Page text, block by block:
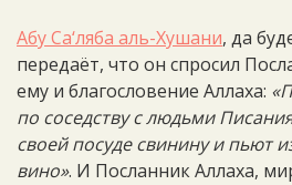
Абу Са‘ляба аль-Хушани, да
передаёт, что он спросил
ему и благословение Аллаха:
по соседству с людьми
своей посуде свинину и пьют
вино». И Посланник Аллаха,